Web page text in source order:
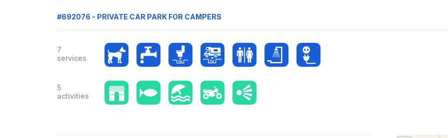
#692076 - PRIVATE CAR PARK FOR CAMPERS
7
services
5
activities